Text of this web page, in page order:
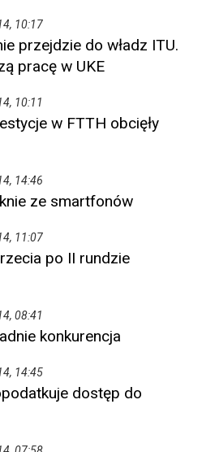
10:17
przejdzie do władz ITU.
pracę w UKE
10:11
w FTTH obcięły
14:46
ze smartfonów
11:07
po II rundzie
08:41
konkurencja
14:45
dostęp do